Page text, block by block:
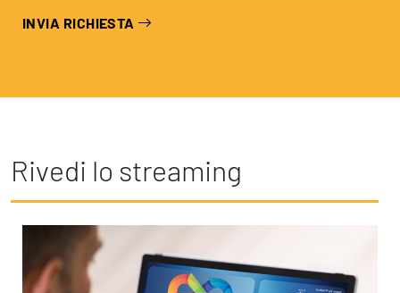
INVIA RICHIESTA
Rivedi lo streaming